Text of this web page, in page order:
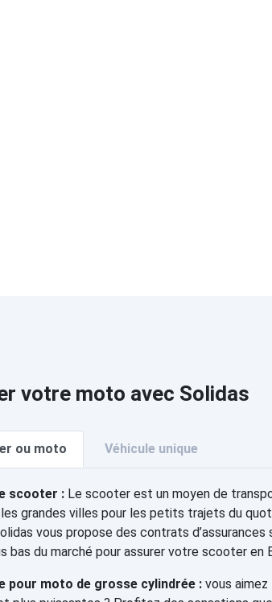
votre moto avec Solidas
ou moto Véhicule unique
scooter : Le scooter est un moyen de
grandes villes pour les petits trajets du
vous propose des contrats
bas du marché pour assurer votre scooter en
pour moto de grosse cylindrée : vous